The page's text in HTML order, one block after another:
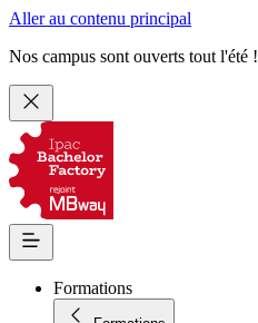
Aller au contenu principal
Nos campus sont ouverts tout l'été !
Formations